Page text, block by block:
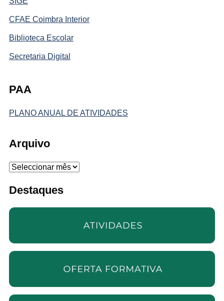
CFAE Coimbra Interior
Biblioteca Escolar
Secretaria Digital
PAA
PLANO ANUAL DE ATIVIDADES
Arquivo
Arquivo
Destaques